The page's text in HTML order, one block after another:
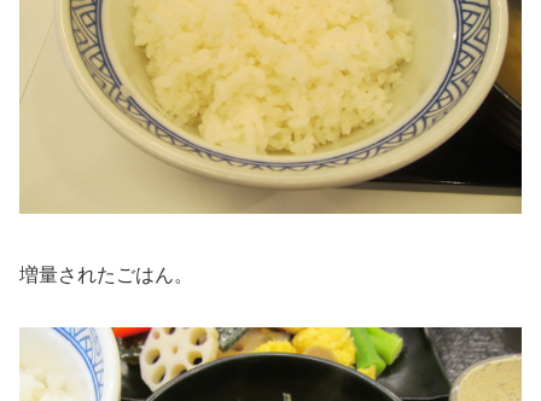
増量されたごはん。